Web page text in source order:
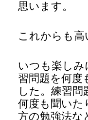
思います。
これからも
いつも楽しみ
習問題を何度
した。練習
何度も聞いた
方の勉強法な